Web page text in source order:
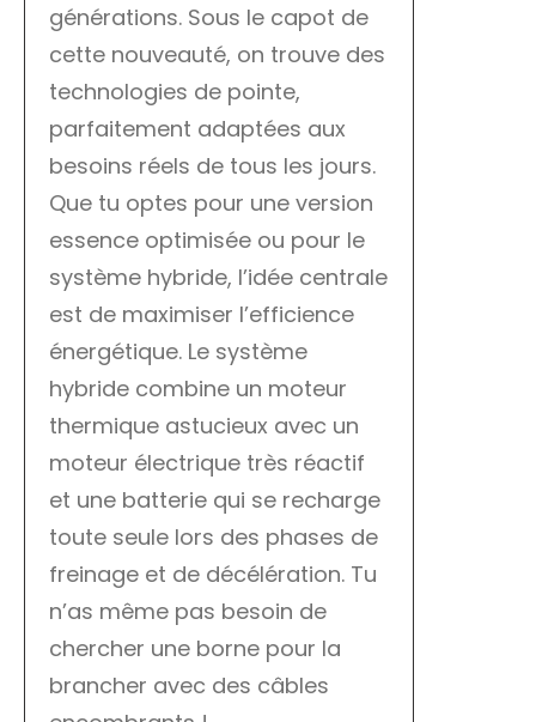
générations. Sous le capot de
cette nouveauté, on trouve des
technologies de pointe,
parfaitement adaptées aux
besoins réels de tous les jours.
Que tu optes pour une version
essence optimisée ou pour le
système hybride, l’idée centrale
est de maximiser l’efficience
énergétique. Le système
hybride combine un moteur
thermique astucieux avec un
moteur électrique très réactif
et une batterie qui se recharge
toute seule lors des phases de
freinage et de décélération. Tu
n’as même pas besoin de
chercher une borne pour la
brancher avec des câbles